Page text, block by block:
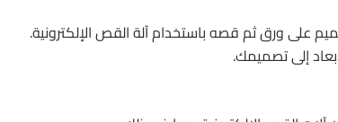
على ورق ثم قصه باستخدام آلة القص الإلكترونية.
إلى تصميمك.